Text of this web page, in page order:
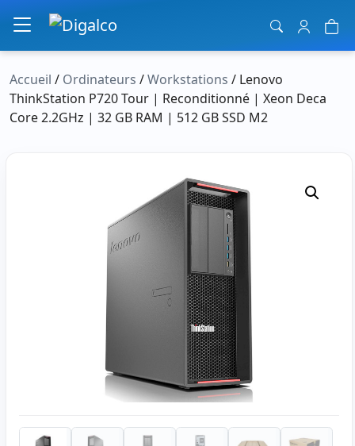
Navigation principale
Accueil / Ordinateurs /Workstations / Lenovo
ThinkStation P720 Tour | Reconditionné | Xeon Deca
Core 2.2GHz | 32 GB RAM | 512 GB SSD M2